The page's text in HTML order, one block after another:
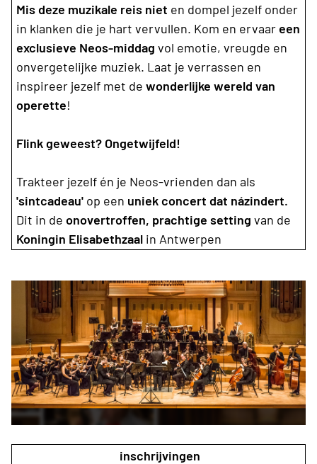
Mis deze muzikale reis niet en dompel jezelf onder
in klanken die je hart vervullen. Kom en ervaar een
exclusieve Neos-middag vol emotie, vreugde en
onvergetelijke muziek. Laat je verrassen en
inspireer jezelf met de wonderlijke wereld van
operette!
Flink geweest? Ongetwijfeld!
Trakteer jezelf én je Neos-vrienden dan als
'sintcadeau' op een uniek concert dat názindert.
Dit in de onovertroffen, prachtige setting van de
Koningin Elisabethzaal in Antwerpen
inschrijvingen